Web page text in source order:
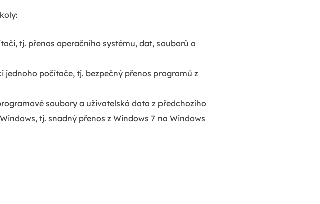
tj. přenos operačního systému, dat, souborů a
počítače, tj. bezpečný přenos programů z
soubory a uživatelská data z předchozího
tj. snadný přenos z Windows 7 na Windows